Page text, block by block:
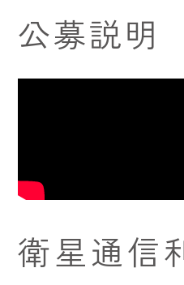
公募説明
衛星通信